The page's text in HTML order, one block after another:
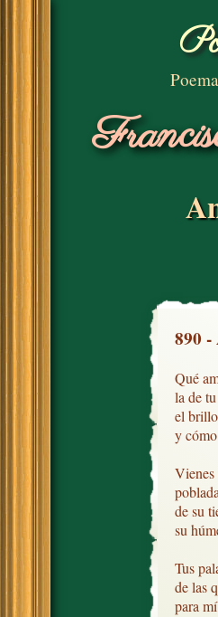
890
Qué
la de
el
y
Vienes
de su
su
Tus
de las
para